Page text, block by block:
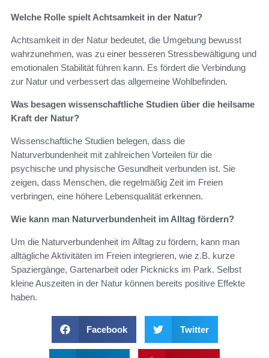
Welche Rolle spielt Achtsamkeit in der Natur?
Achtsamkeit in der Natur bedeutet, die Umgebung bewusst
wahrzunehmen, was zu einer besseren Stressbewältigung und
emotionalen Stabilität führen kann. Es fördert die Verbindung
zur Natur und verbessert das allgemeine Wohlbefinden.
Was besagen wissenschaftliche Studien über die heilsame
Kraft der Natur?
Wissenschaftliche Studien belegen, dass die
Naturverbundenheit mit zahlreichen Vorteilen für die
psychische und physische Gesundheit verbunden ist. Sie
zeigen, dass Menschen, die regelmäßig Zeit im Freien
verbringen, eine höhere Lebensqualität erkennen.
Wie kann man Naturverbundenheit im Alltag fördern?
Um die Naturverbundenheit im Alltag zu fördern, kann man
alltägliche Aktivitäten im Freien integrieren, wie z.B. kurze
Spaziergänge, Gartenarbeit oder Picknicks im Park. Selbst
kleine Auszeiten in der Natur können bereits positive Effekte
haben.
Facebook Twitter